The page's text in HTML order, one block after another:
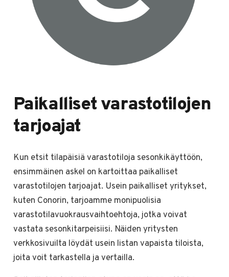
Paikalliset varastotilojen
tarjoajat
Kun etsit tilapäisiä varastotiloja sesonkikäyttöön,
ensimmäinen askel on kartoittaa paikalliset
varastotilojen tarjoajat. Usein paikalliset yritykset,
kuten Conorin, tarjoamme monipuolisia
varastotilavuokrausvaihtoehtoja, jotka voivat
vastata sesonkitarpeisiisi. Näiden yritysten
verkkosivuilta löydät usein listan vapaista tiloista,
joita voit tarkastella ja vertailla.